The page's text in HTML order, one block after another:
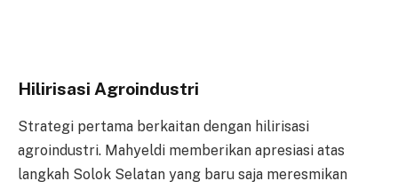
Hilirisasi Agroindustri
Strategi pertama berkaitan dengan hilirisasi
agroindustri. Mahyeldi memberikan apresiasi atas
langkah Solok Selatan yang baru saja meresmikan